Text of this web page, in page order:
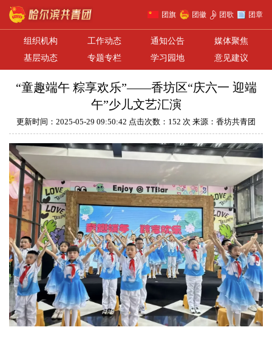
团旗 团徽 团歌 团章
组织机构 工作动态 通知公告
媒体聚焦
基层动态
专题专栏 学习园地 意见建议
“童趣端午 粽享欢乐”——香坊区“庆六一 迎端
午”少儿文艺汇演
更新时间：2025-05-29 09:50:42 点击次数：152 次 来源：香坊共青团